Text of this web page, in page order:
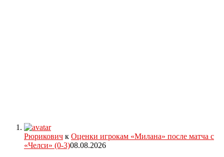
Рюрикович к Оценки игрокам «Милана» после матча с
«Челси» (0-3)08.08.2026